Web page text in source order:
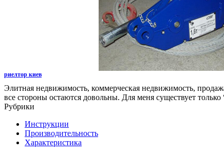
риелтор киев
Элитная недвижимость, коммерческая недвижимость,
все стороны остаются довольны. Для меня существует
Рубрики
Инструкции
Производительность
Характеристика